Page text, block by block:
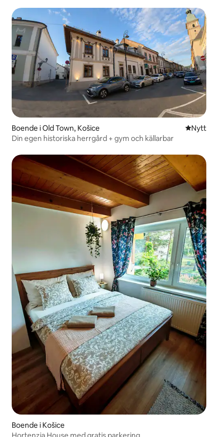
Boende i Old Town, Košice NyttNytt
Din egen historiska herrgård + gym och källarbar
Boende i Košice